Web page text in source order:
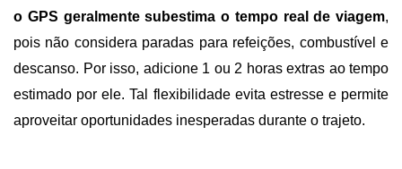
o GPS geralmente subestima o tempo real de viagem,
pois não considera paradas para refeições, combustível e
descanso. Por isso, adicione 1 ou 2 horas extras ao tempo
estimado por ele. Tal flexibilidade evita estresse e permite
aproveitar oportunidades inesperadas durante o trajeto.